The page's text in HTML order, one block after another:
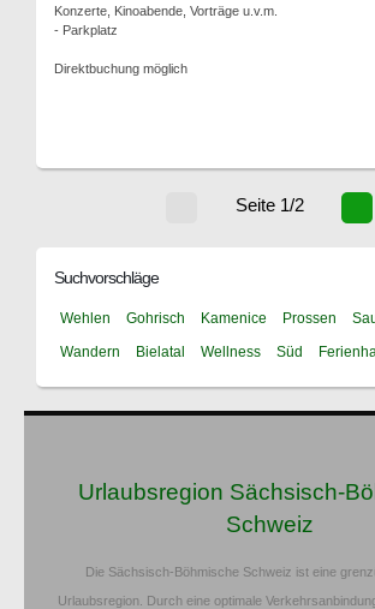
Konzerte, Kinoabende, Vorträge u.v.m.
- Parkplatz
Direktbuchung möglich
Seite 1/2
Suchvorschläge
Wehlen Gohrisch Kamenice Prossen
Wandern
Bielatal Wellness Süd
Urlaubsregion Sächsisch-
Schweiz
Die Sächsisch-Böhmische Schweiz ist eine
Urlaubsregion. Durch eine optimale